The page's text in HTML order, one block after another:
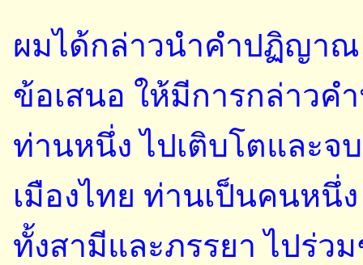
ผมได้กล่าวนำคำปฏิญา
ข้อเสนอ ให้มีการกล่าว
ท่านหนึ่ง ไปเติบโตและจ
เมืองไทย ท่านเป็นคนหนึ่
ทั้งสามีและภรรยา ไปร่ว